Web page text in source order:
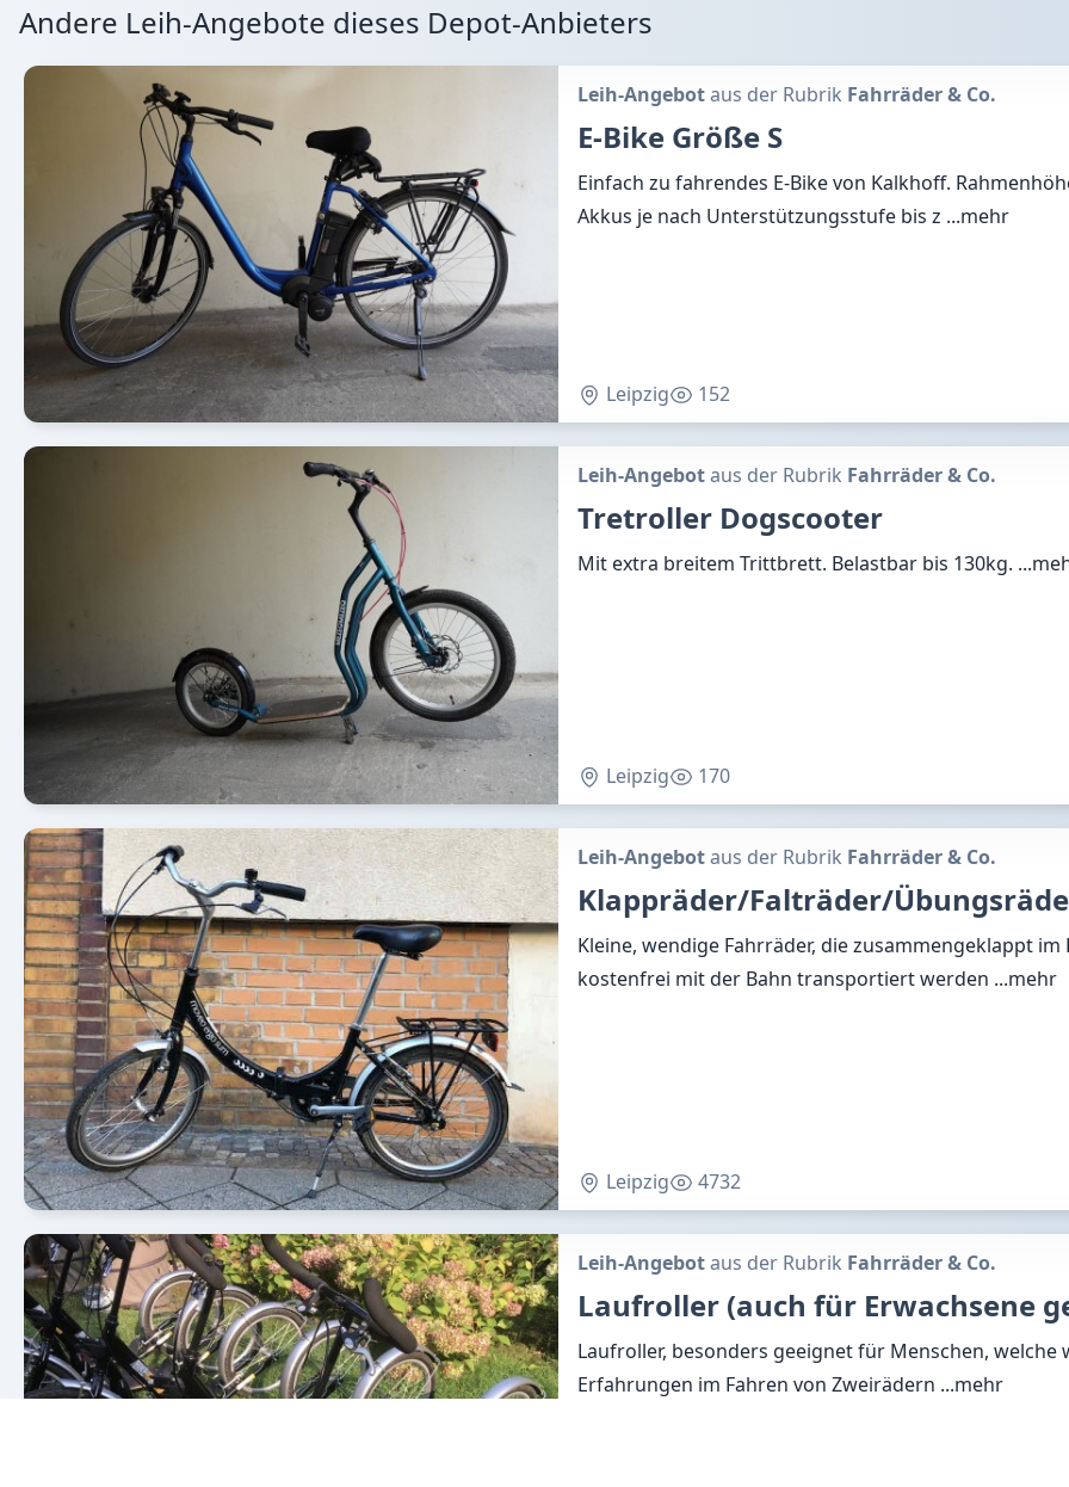
Andere Leih-Angebote dieses Depot-Anbieters
Leih-Angebotaus der Rubrik Fahrräder & Co.
E-Bike Größe S
Einfach zu fahrendes E-Bike von Kalkhoff.
Akkus je nach Unterstützungsstufe bis z ...mehr
Leipzig 152
Leih-Angebotaus der Rubrik Fahrräder & Co.
Tretroller Dogscooter
Mit extra breitem Trittbrett. Belastbar bis 130kg.
Leipzig 170
Leih-Angebotaus der Rubrik Fahrräder & Co.
Klappräder/Falträder/
Kleine, wendige Fahrräder, die zusammengeklappt
kostenfrei mit der Bahn transportiert werden ...mehr
Leipzig 4732
Leih-Angebotaus der Rubrik Fahrräder & Co.
Laufroller (auch für Erwachsene
Laufroller, besonders geeignet für Menschen, welche
Erfahrungen im Fahren von Zweirädern ...mehr